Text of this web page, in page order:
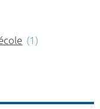
(1)